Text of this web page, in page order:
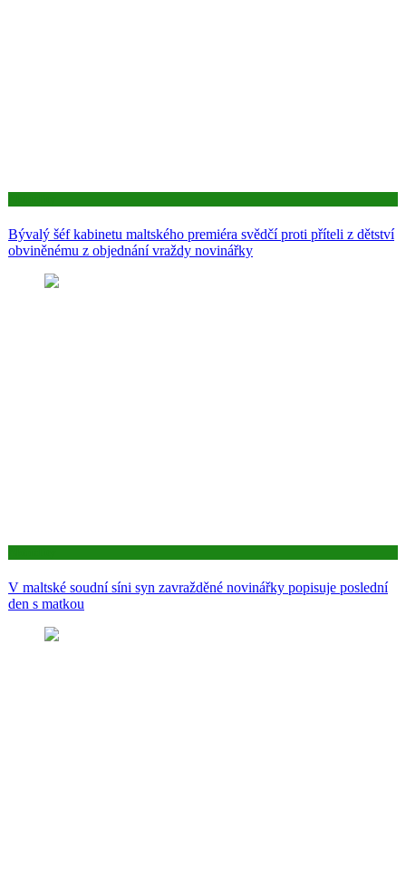
Bývalý šéf kabinetu maltského premiéra svědčí proti příteli z dětství
obviněnému z objednání vraždy novinářky
V maltské soudní síni syn zavražděné novinářky popisuje poslední
den s matkou